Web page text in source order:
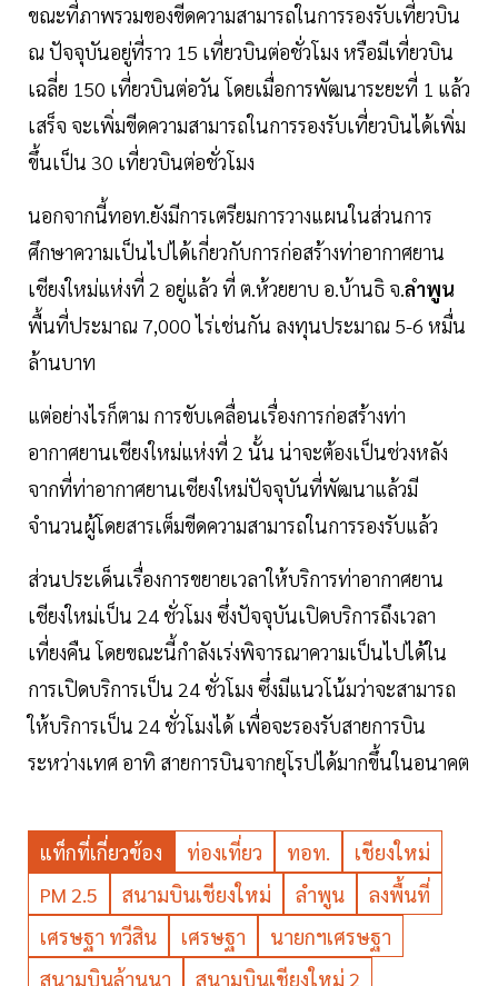
ขณะที่ภาพรวมของขีดความสามารถในการรองรับเที่ยวบิน
ณ ปัจจุบันอยู่ที่ราว 15 เที่ยวบินต่อชั่วโมง หรือมีเที่ยวบิน
เฉลี่ย 150 เที่ยวบินต่อวัน โดยเมื่อการพัฒนาระยะที่ 1 แล้ว
เสร็จ จะเพิ่มขีดความสามารถในการรองรับเที่ยวบินได้เพิ่ม
ขึ้นเป็น 30 เที่ยวบินต่อชั่วโมง
นอกจากนี้ทอท.ยังมีการเตรียมการวางแผนในส่วนการ
ศึกษาความเป็นไปได้เกี่ยวกับการก่อสร้างท่าอากาศยาน
เชียงใหม่แห่งที่ 2 อยู่แล้ว ที่ ต.ห้วยยาบ อ.บ้านธิ จ.ลำพูน
พื้นที่ประมาณ 7,000 ไร่เช่นกัน ลงทุนประมาณ 5-6 หมื่น
ล้านบาท
แต่อย่างไรก็ตาม การขับเคลื่อนเรื่องการก่อสร้างท่า
อากาศยานเชียงใหม่แห่งที่ 2 นั้น น่าจะต้องเป็นช่วงหลัง
จากที่ท่าอากาศยานเชียงใหม่ปัจจุบันที่พัฒนาแล้วมี
จำนวนผู้โดยสารเต็มขีดความสามารถในการรองรับแล้ว
ส่วนประเด็นเรื่องการขยายเวลาให้บริการท่าอากาศยาน
เชียงใหม่เป็น 24 ชั่วโมง ซึ่งปัจจุบันเปิดบริการถึงเวลา
เที่ยงคืน โดยขณะนี้กำลังเร่งพิจารณาความเป็นไปได้ใน
การเปิดบริการเป็น 24 ชั่วโมง ซึ่งมีแนวโน้มว่าจะสามารถ
ให้บริการเป็น 24 ชั่วโมงได้ เพื่อจะรองรับสายการบิน
ระหว่างเทศ อาทิ สายการบินจากยุโรปได้มากขึ้นในอนาคต
แท็กที่เกี่ยวข้อง ท่องเที่ยว ทอท.
เชียงใหม่
PM 2.5
สนามบินเชียงใหม่ ลำพูน
ลงพื้นที่
เศรษฐา ทวีสิน
เศรษฐา
นายกฯเศรษฐา
สนามบินล้านนา
สนามบินเชียงใหม่ 2